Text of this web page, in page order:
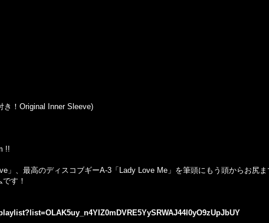
き！Original Inner Sleeve)
!!
」、最高のディスコブギーA-3「Lady Love Me」を筆頭にもう頭からお尻
す！